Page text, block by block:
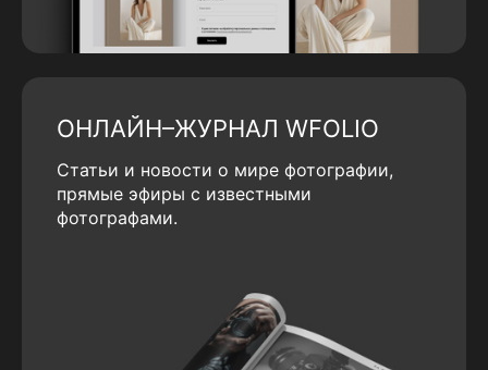
ОНЛАЙН–ЖУРНАЛ WFOLIO
Статьи и новости о мире фотографии,
прямые эфиры с известными
фотографами.